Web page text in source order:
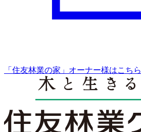
「住友林業の家」オーナー様はこちら